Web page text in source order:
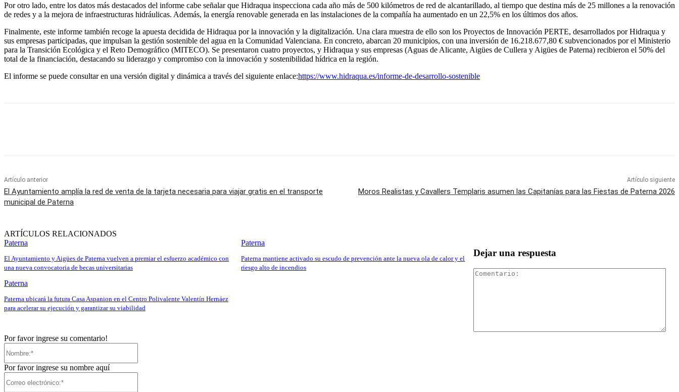
Por otro lado, entre los datos más destacados del informe cabe señalar que Hidraqua inspecciona cada año más de 500 kilómetros de red de alcantarillado, al tiempo que destina más de 25 millones a la renovación
de redes y a la mejora de infraestructuras hidráulicas. Además, la energía renovable generada en las instalaciones de la compañía ha aumentado en un 22,5% en los últimos dos años.
Finalmente, este informe también recoge la apuesta decidida de Hidraqua por la innovación y la digitalización. Una clara muestra de ello son los Proyectos de Innovación PERTE, desarrollados por Hidraqua y
sus empresas participadas, que impulsan la gestión sostenible del agua en la Comunidad Valenciana. En concreto, abarcan 20 municipios, con una inversión de 16.218.677,80 € subvencionados por el Ministerio
para la Transición Ecológica y el Reto Demográfico (MITECO). Se presentaron cuatro proyectos, y Hidraqua y sus empresas (Aguas de Alicante, Aigües de Cullera y Aigües de Paterna) recibieron el 50% del
total de la financiación, destacando su liderazgo y compromiso con la innovación y sostenibilidad hídrica en la región.
El informe se puede consultar en una versión digital y dinámica a través del siguiente enlace:https://www.hidraqua.es/informe-de-desarrollo-sostenible
Artículo anterior
El Ayuntamiento amplía la red de venta de la tarjeta necesaria para viajar gratis en el transporte
municipal de Paterna
Artículo siguiente
Moros Realistas y Cavallers Templaris asumen las Capitanías para las Fiestas de Paterna 2026
ARTÍCULOS RELACIONADOS
Paterna
El Ayuntamiento y Aigües de Paterna vuelven a premiar el esfuerzo académico con
una nueva convocatoria de becas universitarias
Paterna
Paterna mantiene activado su escudo de prevención ante la nueva ola de calor y el
riesgo alto de incendios
Paterna
Paterna ubicará la futura Casa Aspanion en el Centro Polivalente Valentín Hernáez
para acelerar su ejecución y garantizar su viabilidad
Dejar una respuesta
Por favor ingrese su comentario!
Por favor ingrese su nombre aquí